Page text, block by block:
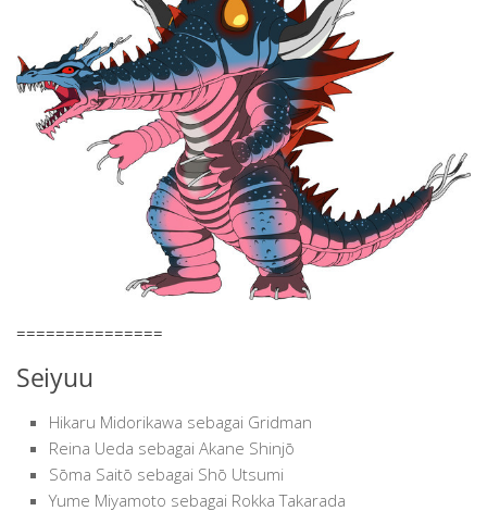
===============
Seiyuu
Hikaru Midorikawa sebagai Gridman
Reina Ueda sebagai Akane Shinjō
Sōma Saitō sebagai Shō Utsumi
Yume Miyamoto sebagai Rokka Takarada